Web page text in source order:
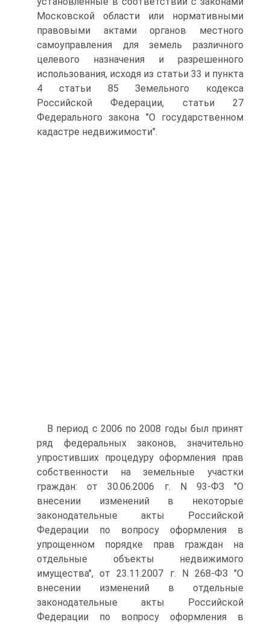
Московской области или нормативными
правовыми актами органов местного
самоуправления для земель различного
целевого назначения и разрешенного
использования, исходя из статьи 33 и пункта
4 статьи 85 Земельного кодекса
Российской Федерации, статьи 27
Федерального закона "О государственном
кадастре недвижимости".
В период с 2006 по 2008 годы был принят
ряд федеральных законов, значительно
упростивших процедуру оформления прав
собственности на земельные участки
граждан: от 30.06.2006 г. N 93-ФЗ "О
внесении изменений в некоторые
законодательные акты Российской
Федерации по вопросу оформления в
упрощенном порядке прав граждан на
отдельные объекты недвижимого
имущества", от 23.11.2007 г. N 268-ФЗ "О
внесении изменений в отдельные
законодательные акты Российской
Федерации по вопросу оформления в